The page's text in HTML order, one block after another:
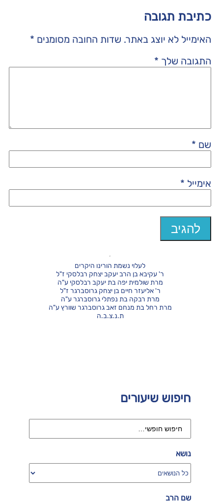
כתיבת תגובה
האימייל לא יוצג באתר. שדות החובה מסומנים *
התגובה שלך *
שם *
אימייל *
חיפוש שיעורים
נושא
שם הרב
לעלוי נשמת הורינו היקרים
ר' עקיבא בן הרב יעקב יצחק רבלסקי ז"ל
מרת שולמית יפה בת יעקב רבלסקי ע"ה
ר' אליעזר חיים בן יצחק גרוסברגר ז"ל
מרת רבקה בת נפתלי גרוסברגר ע"ה
מרת רחל בת מנחם זאב גרוסברגר שוורץ ע"ה
ת.נ.צ.ב.ה